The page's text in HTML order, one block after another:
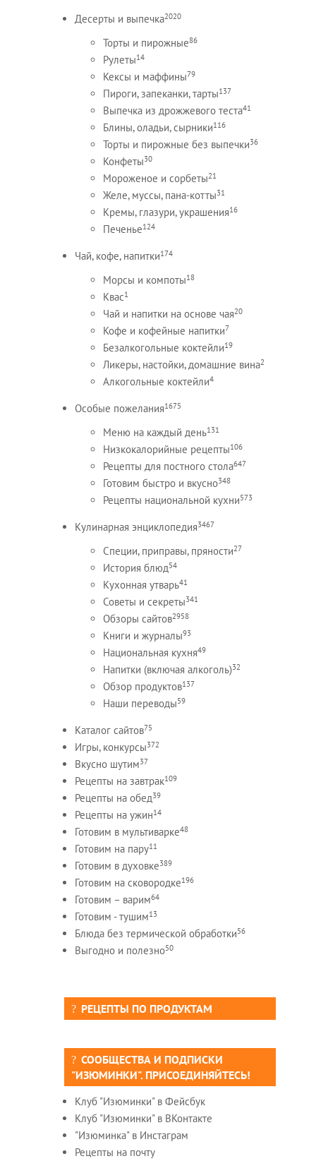
Десерты и выпечка2020
Торты и пирожные86
Рулеты14
Кексы и маффины79
Пироги, запеканки, тарты137
Выпечка из дрожжевого теста41
Блины, оладьи, сырники116
Торты и пирожные без выпечки36
Конфеты30
Мороженое и сорбеты21
Желе, муссы, пана-котты31
Кремы, глазури, украшения16
Печенье124
Чай, кофе, напитки174
Морсы и компоты18
Квас1
Чай и напитки на основе чая20
Кофе и кофейные напитки7
Безалкогольные коктейли19
Ликеры, настойки, домашние вина2
Алкогольные коктейли4
Особые пожелания1675
Меню на каждый день131
Низкокалорийные рецепты106
Рецепты для постного стола647
Готовим быстро и вкусно348
Рецепты национальной кухни573
Кулинарная энциклопедия3467
Специи, приправы, пряности27
История блюд54
Кухонная утварь41
Советы и секреты341
Обзоры сайтов2958
Книги и журналы93
Национальная кухня49
Напитки (включая алкоголь)32
Обзор продуктов137
Наши переводы59
Каталог сайтов75
Игры, конкурсы372
Вкусно шутим37
Рецепты на завтрак109
Рецепты на обед39
Рецепты на ужин14
Готовим в мультиварке48
Готовим на пару11
Готовим в духовке389
Готовим на сковородке196
Готовим – варим64
Готовим - тушим13
Блюда без термической обработки56
Выгодно и полезно50
РЕЦЕПТЫ ПО ПРОДУКТАМ
СООБЩЕСТВА И ПОДПИСКИ
"ИЗЮМИНКИ". ПРИСОЕДИНЯЙТЕСЬ!
Клуб "Изюминки" в Фейсбук
Клуб "Изюминки" в ВКонтакте
"Изюминка" в Инстаграм
Рецепты на почту